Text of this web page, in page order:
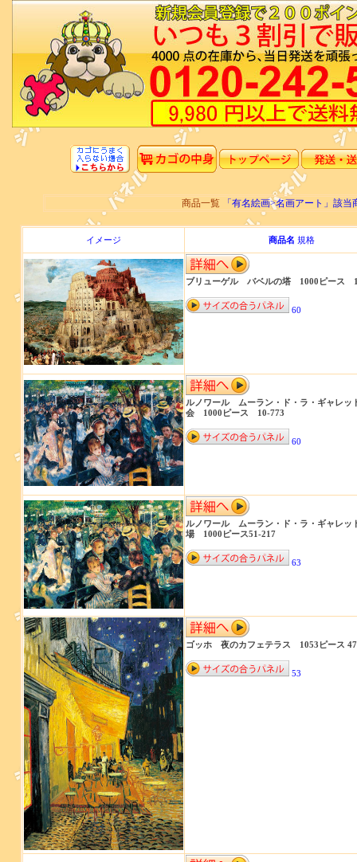
商品一覧 「有名絵画>名画アート」該
イメージ 商品名 規格
ブリューゲル バベルの塔 1000ピース
60
ルノワール ムーラン・ド・ラ・ギャレッ
会 1000ピース 10-773
60
ルノワール ムーラン・ド・ラ・ギャレッ
場 1000ピース51-217
63
ゴッホ 夜のカフェテラス 1053ピース
53